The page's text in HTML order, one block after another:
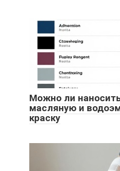
Можно ли
масляную и
краску